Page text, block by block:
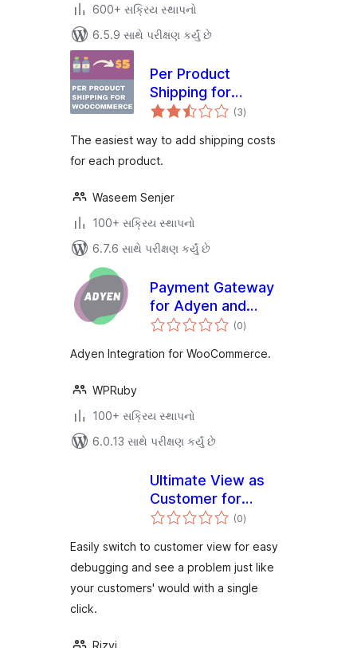
600+ સક્રિય સ્થાપનો
6.5.9 સાથે પરીક્ષણ કર્યું છે
Per Product
Shipping for
WooCommerce
(3કુલ
રેટિંગ્સ
)
The easiest way to add shipping costs
for each product.
Waseem Senjer
100+ સક્રિય સ્થાપનો
6.7.6 સાથે પરીક્ષણ કર્યું છે
Payment Gateway
for Adyen and
WooCommerce
(0કુલ
રેટિંગ્સ
)
Adyen Integration for WooCommerce.
WPRuby
100+ સક્રિય સ્થાપનો
6.0.13 સાથે પરીક્ષણ કર્યું છે
Ultimate View as
Customer for
Woocommerce –
to Switch to
Customer View for
Debugging
(0કુલ
રેટિંગ્સ
)
Easily switch to customer view for easy
debugging and see a problem just like
your customers' would with a single
click.
Rizvi